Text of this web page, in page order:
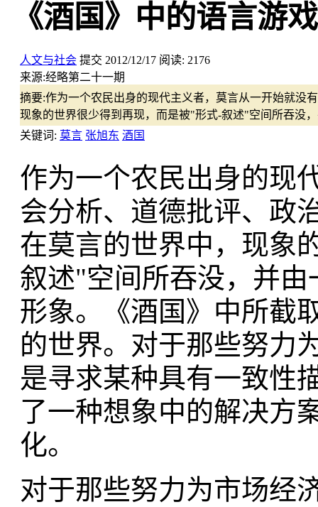
《酒国》中的语言游
人文与社会 提交 2012/12/17 阅读: 2176
来源:经略第二十一期
摘要:作为一个农民出身的现代主义者，莫言从一开始就没
现象的世界很少得到再现，而是被"形式-叙述"空间所吞没
关键词: 莫言 张旭东 酒国
作为一个农民出身的现
会分析、道德批评、政
在莫言的世界中，现象
叙述"空间所吞没，并
形象。《酒国》中所截
的世界。对于那些努力
是寻求某种具有一致性
了一种想象中的解决方
化。
对于那些努力为市场经